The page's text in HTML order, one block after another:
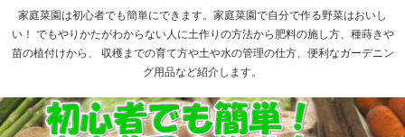
家庭菜園は初心者でも簡単にできます。家庭菜園で自分で作る野菜はおいし
い！ でもやりかたがわからない人に土作りの方法から肥料の施し方、種蒔きや
苗の植付けから、 収穫までの育て方や土や水の管理の仕方、便利なガーデニン
グ用品など紹介します。